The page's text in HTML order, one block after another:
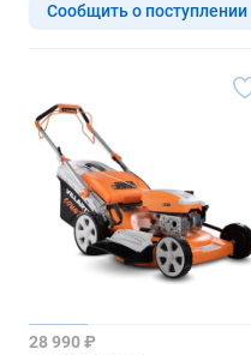
Сообщить о поступлении
28 990 ₽